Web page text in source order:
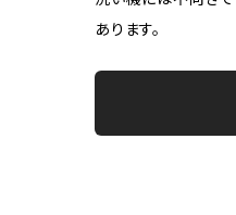
あります。